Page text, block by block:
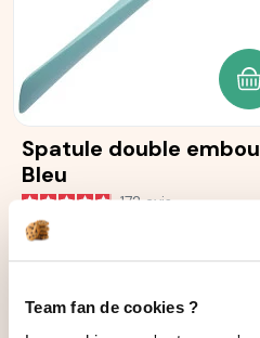
Team fan de cookies ?
Spatule double
Bleu
172avis
15,90 €